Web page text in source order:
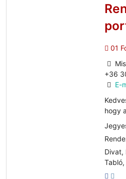
01
+36
E-
hogy
Divat,